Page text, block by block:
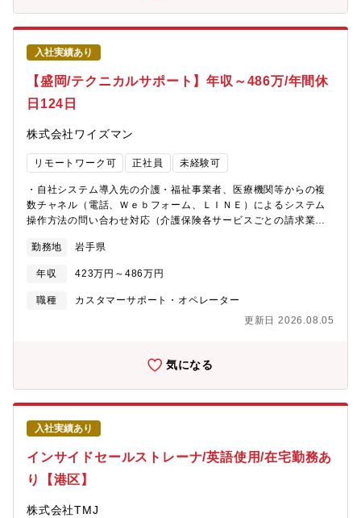
反映することができます。そのため、裁量を持って業務推進や改
善に携わることが可能です・プロフェッショナリズムを有するチ
ームメンバーと共に働きながら、スキル向上にも努めることがで
きます・稀に見る事業成長率を誇っているため、成長中のサービ
スを更に発展させたカスタマーサポート経験者として、市場価値
を向上させることができます【働き方】■リモート制度フルリモー
ト可能（全社イベントや業務の必要に応じて東京本社に出社して
出社、社内イベントや大型の飲み会など必要がある際に出社する
トや飲み会も含めて会社としてオフラインコミュニケーションを
グ期間として2～3ヶ月間の研修期間を設けております。（メール
研修・電話研修（受電/架電））研修の中では3ステップを設ける
ことで、達成感を感じながら階段を上がるプロセスを組んでおり
ます。
ー向けコンテンツの管理 - マニュアル／FAQなどの作成・改善 ■
データを活用したサービス改善 - Google Analytics、SQL等を
用いたデータ取得・分析 - 問い合わせ傾向の分析 - 分析結果
に基づく課題抽出・改善提案 ※入社後、サービスやお客様特性を
理解いただいたのち、分析・改善業務にも携わっていただきま
す。【入社後の流れ】まずはメインのサービスの仕様把握、業務
理解をしていただきます。1カ月程度の製品仕様研修の座学を行
の業務把握後には、順次他のサービスの製品理解を進めつつ、お
客様対応・コールセンター管理・課題解決にむけた業務を実施い
ただきます。【キャリア採用向け 入社後の教育支援】■ご本人が
ャリア極める「専門職コース」かを選択できます。■社内公募制も
あります。■89%が業界未経験での入社ですが、OJTにて丁寧な支
援がありますので、ご安心ください。【ポジションの魅力】■単な
るオペレーター業務ではなく、課題分析・品質向上に関われる
評価される■サポートの現場で得た気づきを、改善・設計に活かせ
■事業／開発／営業など他部門と連携し、サービス全体に貢献でき
入社実績あり
【盛岡/テクニカルサポート】年収～486万/年間休
日124日
株式会社ワイズマン
リモートワーク可 正社員 未経験可
・自社システム導入先の介護・福祉事業者、医療機関等からの複
数チャネル（電話、Ｗｅｂフォーム、ＬＩＮＥ）によるシステム
操作方法の問い合わせ対応（介護保険各サービスごとの請求業
テムに関する問い合わせ等）・デジタルコンテンツを活用したサ
ービスの企画・その他内容理解から課題解決まで、熟練度に応じ
担当していただきます。
勤務地 岩手県
年収 423万円～486万円
職種
カスタマーサポート・オペレーター
更新日 2026.08.05
気になる
入社実績あり
インサイドセールストレーナ/英語使用/在宅勤務あ
り【港区】
株式会社TMJ